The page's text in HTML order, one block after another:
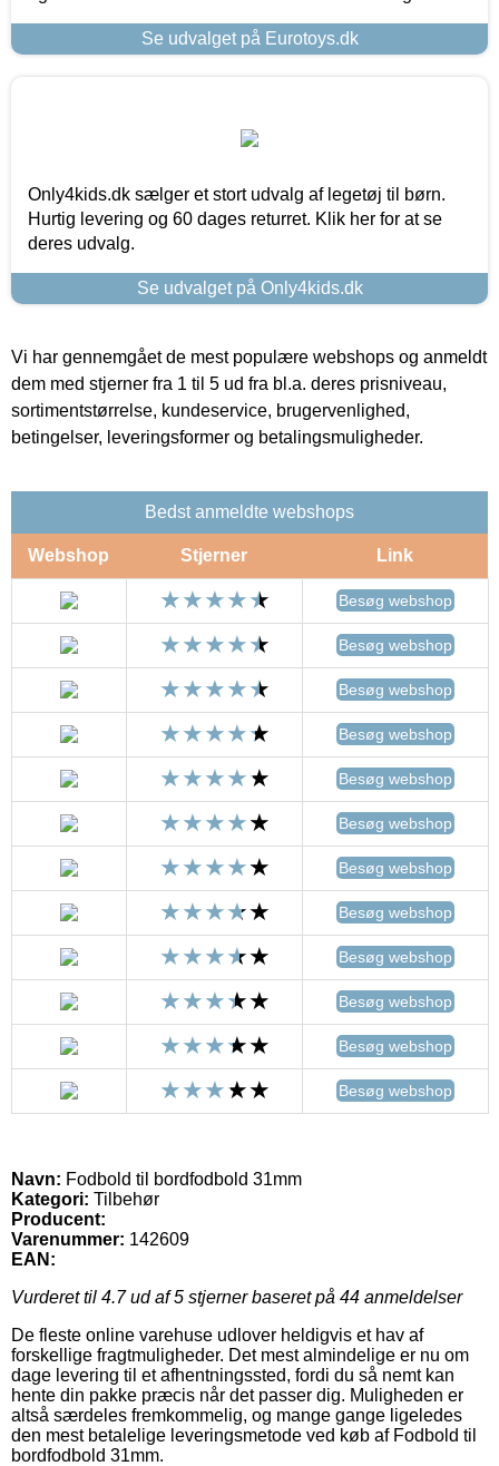
Se udvalget på Eurotoys.dk
Only4kids.dk sælger et stort udvalg af legetøj til børn.
Hurtig levering og 60 dages returret. Klik her for at se
deres udvalg.
Se udvalget på Only4kids.dk
Vi har gennemgået de mest populære webshops og anmeldt
dem med stjerner fra 1 til 5 ud fra bl.a. deres prisniveau,
sortimentstørrelse, kundeservice, brugervenlighed,
betingelser, leveringsformer og betalingsmuligheder.
Bedst anmeldte webshops
Webshop Stjerner Link
Besøg webshop
Besøg webshop
Besøg webshop
Besøg webshop
Besøg webshop
Besøg webshop
Besøg webshop
Besøg webshop
Besøg webshop
Besøg webshop
Besøg webshop
Besøg webshop
Navn: Fodbold til bordfodbold 31mm
Kategori: Tilbehør
Producent:
Varenummer: 142609
EAN:
Vurderet til 4.7ud af 5 stjerner baseret på 44 anmeldelser
De fleste online varehuse udlover heldigvis et hav af
forskellige fragtmuligheder. Det mest almindelige er nu om
dage levering til et afhentningssted, fordi du så nemt kan
hente din pakke præcis når det passer dig. Muligheden er
altså særdeles fremkommelig, og mange gange ligeledes
den mest betalelige leveringsmetode ved køb af Fodbold til
bordfodbold 31mm.